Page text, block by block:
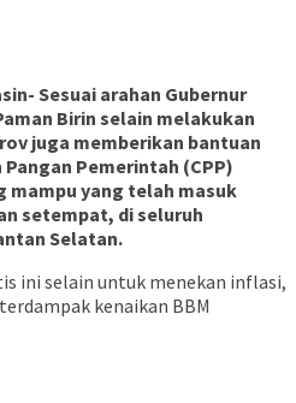
Sesuai arahan Gubernur
Birin selain melakukan
juga memberikan bantuan
Pemerintah (CPP)
mampu yang telah masuk
setempat, di seluruh
Selatan.
ini selain untuk menekan inflasi,
kenaikan BBM